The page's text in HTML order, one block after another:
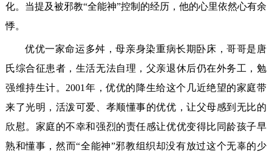
化。当提及被邪教“全能神”控制的经历，他的心里依然心有余
悸。
优优一家命运多舛，母亲身染重病长期卧床，哥哥是唐
氏综合征患者，生活无法自理，父亲退休后仍在外务工，勉
强维持生计。2001年，优优的降生给这个几近绝望的家庭带
来了光明，活泼可爱、孝顺懂事的优优，让父母感到无比的
欣慰。家庭的不幸和强烈的责任感让优优变得比同龄孩子早
熟和懂事，然而“全能神”邪教组织却没有放过这个无辜的少